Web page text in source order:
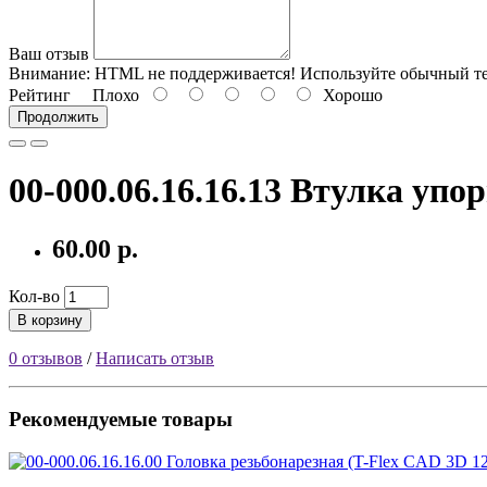
Ваш отзыв
Внимание: HTML не поддерживается! Используйте обычный
Рейтинг Плохо Хорошо
Продолжить
00-000.06.16.16.13 Втулка
60.00 р.
Кол-во
В корзину
0 отзывов /Написать отзыв
Рекомендуемые товары